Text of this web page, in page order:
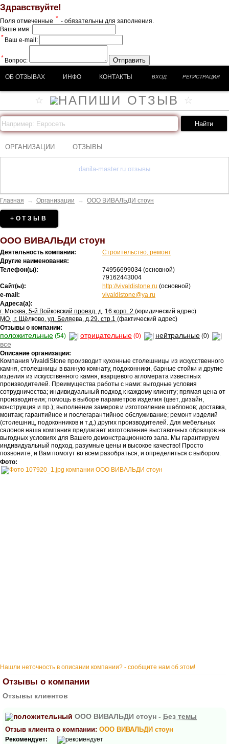
Здравствуйте!
Поля отмеченные * - обязательны для заполнения.
Ваше имя:
* Ваш e-mail:
* Вопрос: Отправить
ОБ ОТЗЫВАХ ИНФО КОНТАКТЫ ВХОД РЕГИСТРАЦИЯ
ОРГАНИЗАЦИИ ОТЗЫВЫ
danila-master.ru отзывы
Главная → Организации → ООО ВИВАЛЬДИ стоун
+ОТЗЫВ
ООО ВИВАЛЬДИ стоун
Деятельность компании:
Строительство, ремонт
Другие наименования:
Телефон(ы):
74956699034 (основной)
79162443004
Сайт(ы):
http://vivaldistone.ru (основной)
e-mail:
vivaldistone@ya.ru
Адреса(а):
г. Москва, 5-й Войковский проезд, д. 16 корп. 2 (юридический адрес)
МО , г. Щёлково, ул. Беляева, д.29, стр.1 (фактический адрес)
Отзывы о компании:
положительные (54) отрицательные (0) нейтральные (0)
все
Описание организации:
Компания VivaldiStone производит кухонные столешницы из искусственного
камня, столешницы в ванную комнату, подоконники, барные стойки и другие
изделия из искусственного камня, кварцевого агломерата известных
производителей. Преимущества работы с нами: выгодные условия
сотрудничества; индивидуальный подход к каждому клиенту; прямая цена от
производителя; помощь в выборе параметров изделия (цвет, дизайн,
конструкция и пр.); выполнение замеров и изготовление шаблонов; доставка,
монтаж; гарантийное и послегарантийное обслуживание; ремонт изделий
(столешниц, подоконников и т.д.) других производителей. Для мебельных
салонов наша компания предлагает изготовление выставочных образцов на
выгодных условиях для Вашего демонстрационного зала. Мы гарантируем
индивидуальный подход, разумные цены и высокое качество! Просто
позвоните, и Вам помогут во всем разобраться, и определиться с выбором.
Фото:
Нашли неточность в описании компании? - сообщите нам об этом!
Отзывы о компании
Отзывы клиентов
ООО ВИВАЛЬДИ стоун - Без темы
Отзыв клиента о компании: ООО ВИВАЛЬДИ стоун
Рекомендует: